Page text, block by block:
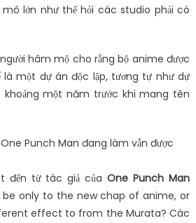
lớn như thế hỏi các studio phải có
hâm mộ cho rằng bộ anime được
một dự án độc lập, tương tự như dự
một năm trước khi mang tên
đến từ tác giả củaOne Punch Man
only to the new chap of anime, or
effect to from the Murata? Các